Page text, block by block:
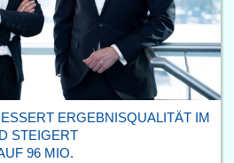
ERGEBNISQUALITÄT IM
STEIGERT
96 MIO.